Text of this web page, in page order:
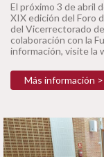
El próximo 3 de abril
XIX edición del Foro
del Vicerrectorado
colaboración con la
información, visite la
Más información >